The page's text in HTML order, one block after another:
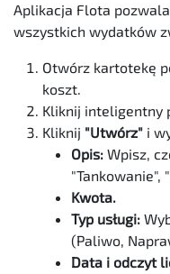
Aplikacja Flota
wszystkich wydatków
Otwórz kartotekę
koszt.
Kliknij inteligentny
Kliknij "Utwórz" i
Opis: Wpisz,
"Tankowanie",
Kwota.
Typ usługi:
(Paliwo,
Data i odczyt